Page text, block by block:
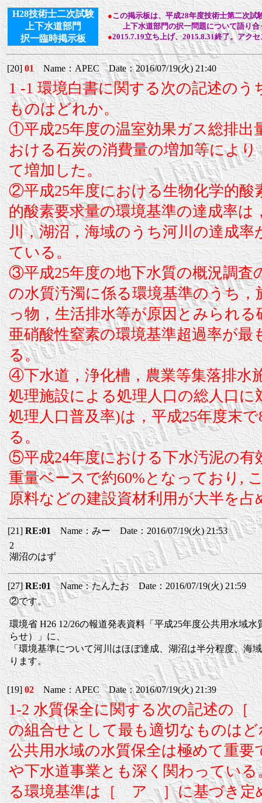
H28技術士二次試験
上下水道部門
択一臨時掲示板
●この掲示板は、平成28年度技術士第二次試
上下水道部門の択一問題について語り合
●2015.7.19立ち上げ、2015.8.31終了。アク
[20]01Name：APEC Date：2016/07/19(火) 21:40
1 -1 環境白書に関する次の記述のう
ものはどれか。
①平成25年度の温室効果ガス総排出
おける石炭の消費量の増加等により
て増加した。
②平成25年度における生物化学的酸
的酸素要求量の環境基準の達成率は
川，湖沼，海域のうち河川の達成率
ている。
③平成25年度の地下水質の概況調査
の水質汚濁に係る環境基準のうち，
っ物，生活排水等が原因とみられる
亜硝酸性窒素の環境基準超過率が最
る。
④下水道，浄化槽，農業等集落排水
処理施設による処理人口の総人口に
処理人口普及率)は，平成25年度末
る。
⑤平成24年度における下水汚泥の有
重量ベースで約60%となっており,
原料などの建設資材利用が大半を占
[21]RE:01Name：みー Date：2016/07/19(火) 21:53
2
湖沼のはず
[27]RE:01Name：たんたお Date：2016/07/19(火) 21:59
②です。
環境省 H26 12/26の報道発表資料「平成25年度公共用水域
らせ）」に、
「環境基準について河川はほぼ達成、湖沼は半分程度、海
ります。
[19]02Name：APEC Date：2016/07/19(火) 21:39
1-2 水質保全に関する次の記述の
の組合せとして最も適切なものは
公共用水域の水質保全は極めて重要
や下水道事業とも深く関わっている
る環境基準は［ ア ］に基づき定